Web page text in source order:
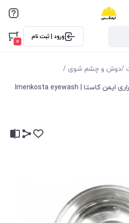
ورود | ثبت نام
0
/دوش و چشم شوی /
لگن استیل چشم شوی اضطراری ایمن کاستا | Imenkosta eyewash